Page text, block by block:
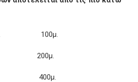
100μ.
200μ.
400μ.